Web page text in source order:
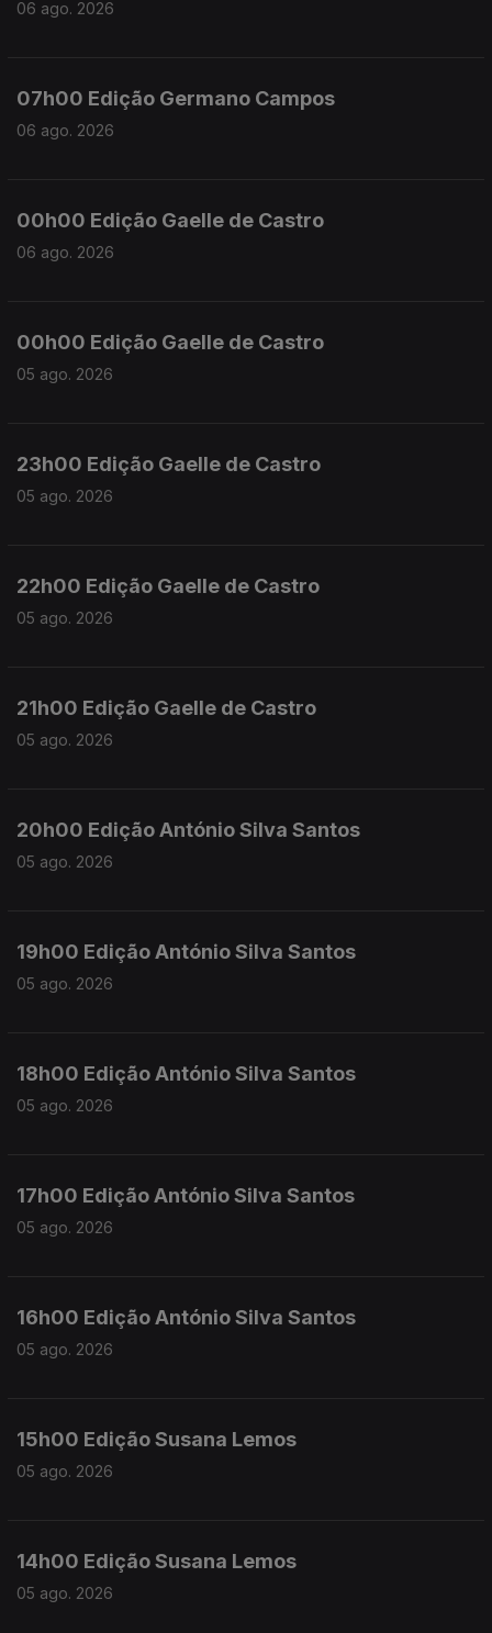
06 ago. 2026
07h00 Edição Germano Campos
06 ago. 2026
00h00 Edição Gaelle de Castro
06 ago. 2026
00h00 Edição Gaelle de Castro
05 ago. 2026
23h00 Edição Gaelle de Castro
05 ago. 2026
22h00 Edição Gaelle de Castro
05 ago. 2026
21h00 Edição Gaelle de Castro
05 ago. 2026
20h00 Edição António Silva Santos
05 ago. 2026
19h00 Edição António Silva Santos
05 ago. 2026
18h00 Edição António Silva Santos
05 ago. 2026
17h00 Edição António Silva Santos
05 ago. 2026
16h00 Edição António Silva Santos
05 ago. 2026
15h00 Edição Susana Lemos
05 ago. 2026
14h00 Edição Susana Lemos
05 ago. 2026